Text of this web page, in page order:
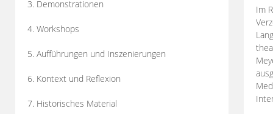
3. Demonstrationen
4. Workshops
5. Aufführungen und Inszenierungen
6. Kontext und Reflexion
7. Historisches Material
Im